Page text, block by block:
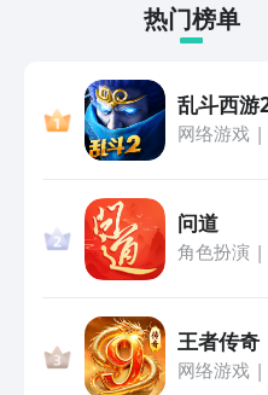
热门榜单
乱斗西游
网络游戏|
问道
角色扮演 |
王者传奇
网络游戏|